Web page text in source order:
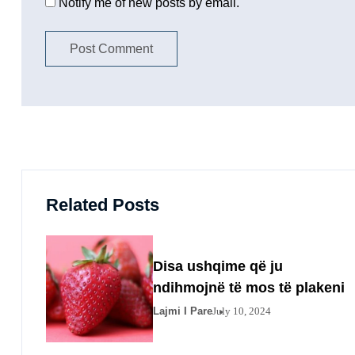
Notify me of new posts by email.
Related Posts
Disa ushqime që ju
ndihmojnë të mos të plakeni
Lajmi I PareJuly 10, 2024